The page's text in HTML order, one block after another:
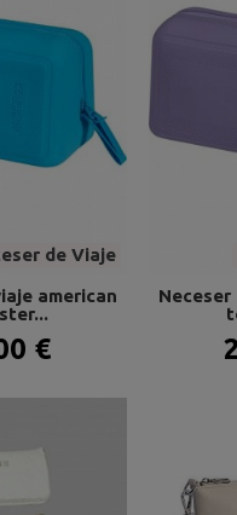
de Viaje
american
€
Neceser